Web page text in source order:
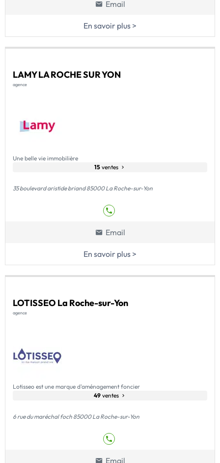
Email
En savoir plus >
LAMY LA ROCHE SUR YON
agence
Une belle vie immobilière
15 ventes
35 boulevard aristide briand 85000 La Roche-sur-Yon
Email
En savoir plus >
LOTISSEO La Roche-sur-Yon
agence
Lotisseo est une marque d'aménagement foncier
49 ventes
6 rue du maréchal foch 85000 La Roche-sur-Yon
Email